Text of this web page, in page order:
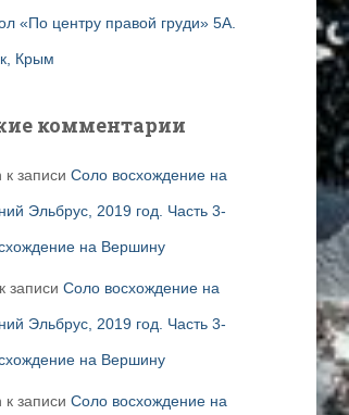
«По центру правой груди» 5А.
Крым
комментарии
к записи Соло восхождение на
Эльбрус, 2019 год. Часть 3-
на Вершину
к записи Соло восхождение на
Эльбрус, 2019 год. Часть 3-
на Вершину
к записи Соло восхождение на